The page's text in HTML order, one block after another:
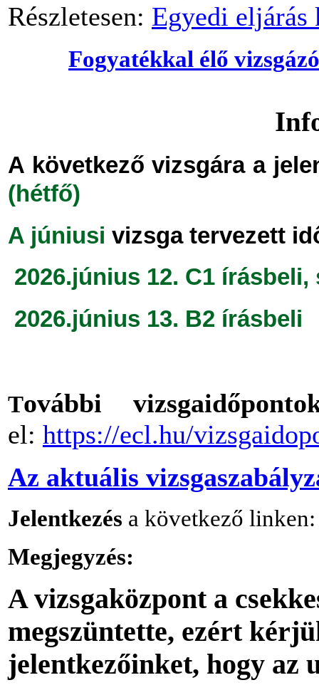
Részletesen: Egyedi eljárás
Fogyatékkal élő
A következő vizsgára a
(hétfő)
A júniusi vizsga tervezett
2026.június 12. C1 írásbeli,
2026.június 13. B2 írásbeli
További
el: https://ecl.hu/
Az aktuális
Jelentkezés a következő
Megjegyzés:
A vizsgaközpont a
megszüntette, ezért
jelentkezőinket, hogy az